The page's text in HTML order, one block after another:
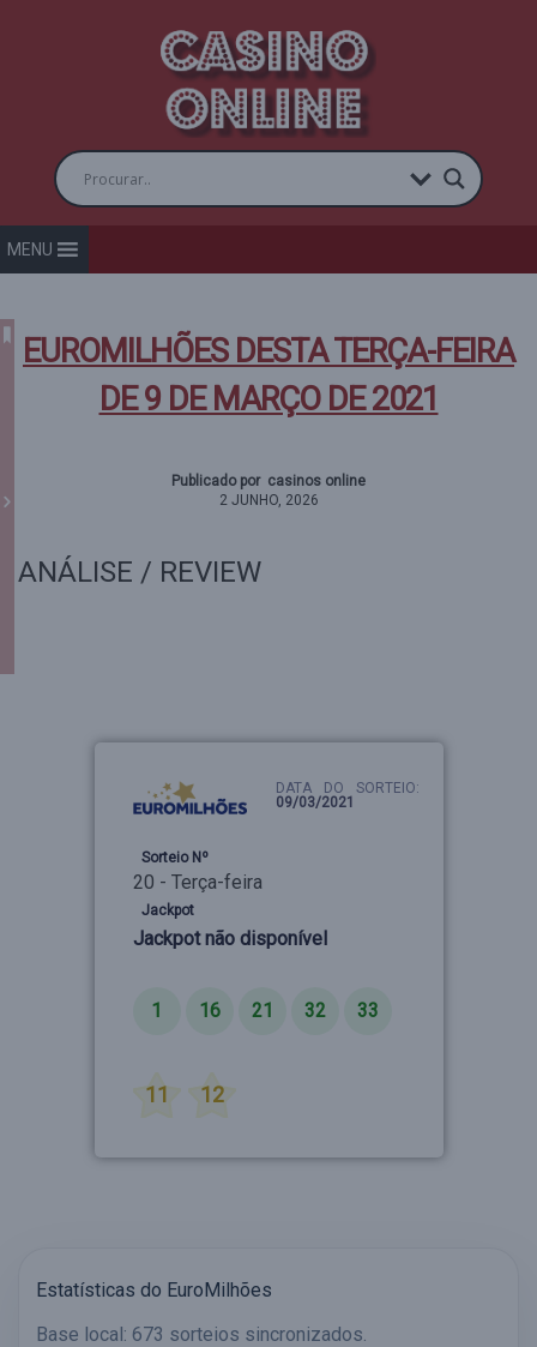
MENU
EUROMILHÕES DESTA TERÇA-FEIRA
DE 9 DE MARÇO DE 2021
Publicado por casinos online
2 JUNHO, 2026
ANÁLISE / REVIEW
DATA DO SORTEIO:
09/03/2021
Sorteio Nº
20 - Terça-feira
Jackpot
Jackpot não disponível
1 16 21 32 33
11 12
Estatísticas do EuroMilhões
Base local: 673 sorteios sincronizados.